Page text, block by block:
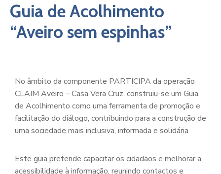
Guia de Acolhimento
“Aveiro sem espinhas”
No âmbito da componente PARTICIPA da operação
CLAIM Aveiro – Casa Vera Cruz, construiu-se um Guia
de Acolhimento como uma ferramenta de promoção e
facilitação do diálogo, contribuindo para a construção de
uma sociedade mais inclusiva, informada e solidária.
Este guia pretende capacitar os cidadãos e melhorar a
acessibilidade à informação, reunindo contactos e